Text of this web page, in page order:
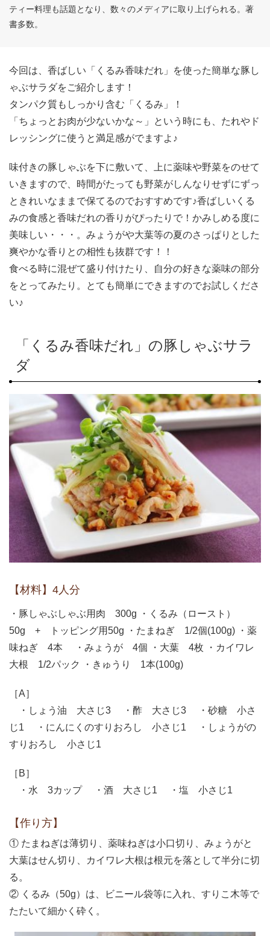
ティー料理も話題となり、数々のメディアに取り上げられる。著
書多数。
今回は、香ばしい「くるみ香味だれ」を使った簡単な豚し
ゃぶサラダをご紹介します！
タンパク質もしっかり含む「くるみ」！
「ちょっとお肉が少ないかな～」という時にも、たれやド
レッシングに使うと満足感がでますよ♪
味付きの豚しゃぶを下に敷いて、上に薬味や野菜をのせて
いきますので、時間がたっても野菜がしんなりせずにずっ
ときれいなままで保てるのでおすすめです♪香ばしいくる
みの食感と香味だれの香りがぴったりで！かみしめる度に
美味しい・・・。みょうがや大葉等の夏のさっぱりとした
爽やかな香りとの相性も抜群です！！
食べる時に混ぜて盛り付けたり、自分の好きな薬味の部分
をとってみたり。とても簡単にできますのでお試しくださ
い♪
「くるみ香味だれ」の豚しゃぶサラ
ダ
【材料】4人分
・豚しゃぶしゃぶ用肉 300g ・くるみ（ロースト）
50g + トッピング用50g ・たまねぎ 1/2個(100g) ・薬
味ねぎ 4本 ・みょうが 4個 ・大葉 4枚 ・カイワレ
大根 1/2パック ・きゅうり 1本(100g)
［A］
・しょう油 大さじ3 ・酢 大さじ3 ・砂糖 小さ
じ1 ・にんにくのすりおろし 小さじ1 ・しょうがの
すりおろし 小さじ1
［B］
・水 3カップ ・酒 大さじ1 ・塩 小さじ1
【作り方】
① たまねぎは薄切り、薬味ねぎは小口切り、みょうがと
大葉はせん切り、カイワレ大根は根元を落として半分に切
る。
② くるみ（50g）は、ビニール袋等に入れ、すりこ木等で
たたいて細かく砕く。